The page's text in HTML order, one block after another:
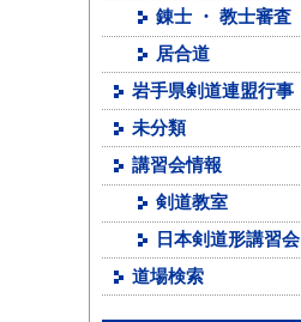
錬士 ・ 教士審査
居合道
岩手県剣道連盟行事
未分類
講習会情報
剣道教室
日本剣道形講習会
道場検索